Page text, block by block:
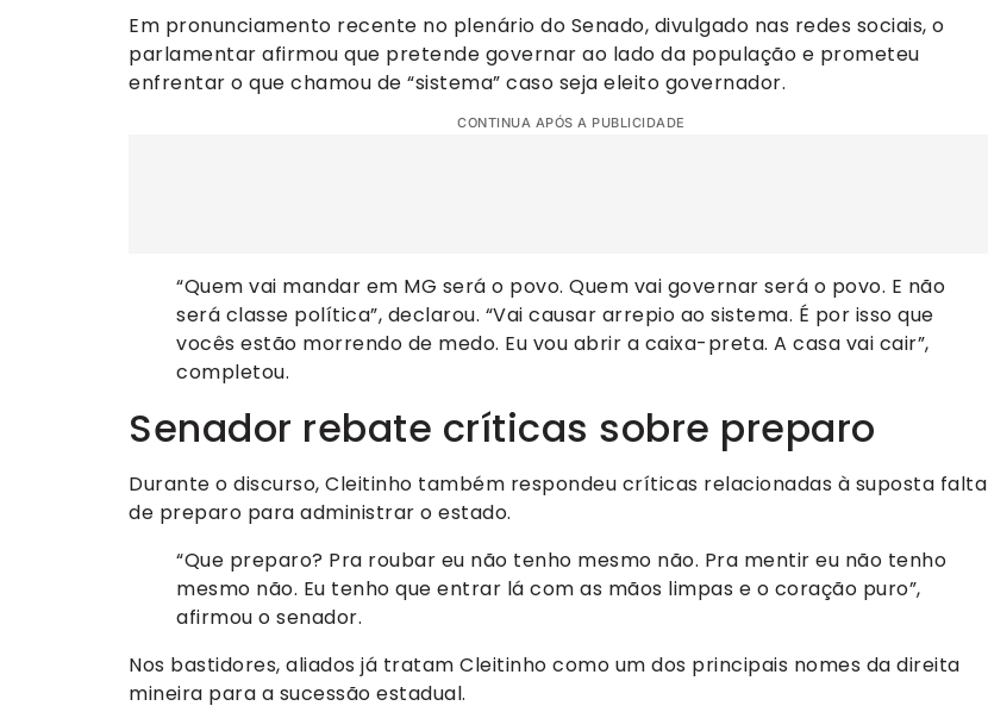
Em pronunciamento recente no plenário do Senado, divulgado nas redes sociais, o
parlamentar afirmou que pretende governar ao lado da população e prometeu
enfrentar o que chamou de “sistema” caso seja eleito governador.
CONTINUA APÓS A PUBLICIDADE
“Quem vai mandar em MG será o povo. Quem vai governar será o povo. E não
será classe política”, declarou. “Vai causar arrepio ao sistema. É por isso que
vocês estão morrendo de medo. Eu vou abrir a caixa-preta. A casa vai cair”,
completou.
Senador rebate críticas sobre preparo
Durante o discurso, Cleitinho também respondeu críticas relacionadas à suposta falta
de preparo para administrar o estado.
“Que preparo? Pra roubar eu não tenho mesmo não. Pra mentir eu não tenho
mesmo não. Eu tenho que entrar lá com as mãos limpas e o coração puro”,
afirmou o senador.
Nos bastidores, aliados já tratam Cleitinho como um dos principais nomes da direita
mineira para a sucessão estadual.